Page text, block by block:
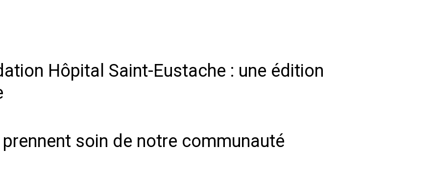
Hôpital Saint-Eustache : une édition
soin de notre communauté